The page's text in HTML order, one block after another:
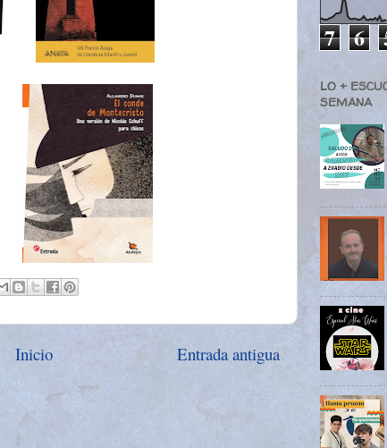
Entrada antigua
Inicio
7 6
LO +
SEMANA